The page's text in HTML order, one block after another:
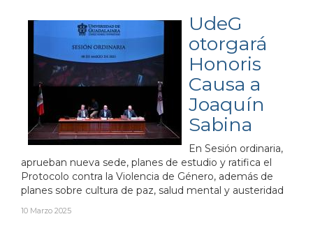
UdeG
otorgará
Honoris
Causa a
Joaquín
Sabina
En Sesión ordinaria,
aprueban nueva sede, planes de estudio y ratifica el
Protocolo contra la Violencia de Género, además de
planes sobre cultura de paz, salud mental y austeridad
10 Marzo 2025